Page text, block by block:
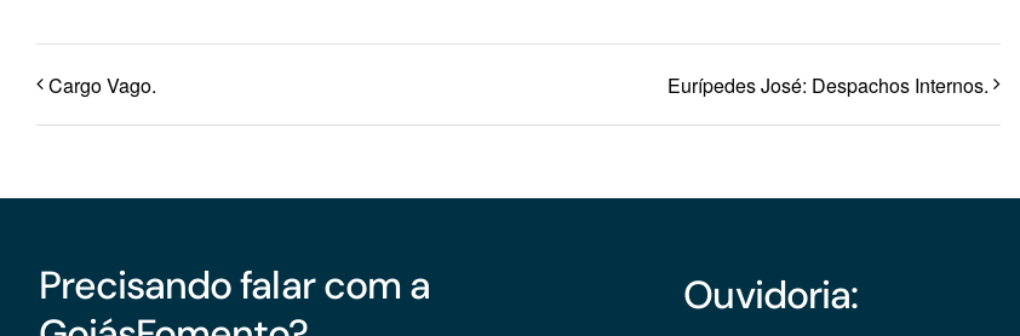
Cargo Vago. Eurípedes José: Despachos Internos.
Precisando falar com a
Ouvidoria: